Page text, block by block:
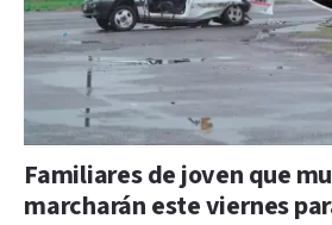
Familiares de joven que
marcharán este viernes